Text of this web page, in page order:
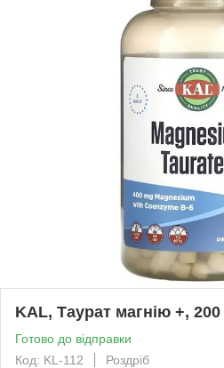
KAL, Таурат магнію +, 200
Готово до відправки
Код: KL-112
Роздріб